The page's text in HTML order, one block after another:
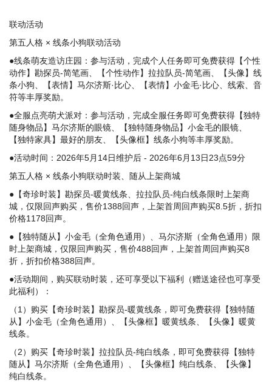
联动活动
第五人格 × 线条小狗联动活动
●线条萌友造访庄园：参与活动，完成个人任务即可免费获得【个性
动作】勘探员-简笔画、【个性动作】拉拉队员-简笔画、【头像】线
条小狗、【表情】马尔济斯·比心、【表情】小金毛·比心、线索、音
符等丰厚奖励。
●全服点亮萌犬派对：参与活动，完成全服任务即可免费获得【独特
随身物品】马尔济斯的眼镜、【独特随身物品】小金毛的眼镜、
【独特家具】最好的朋友、【头像框】线条小狗等丰厚奖励。
●活动时间：2026年5月14日维护后 - 2026年6月13日23点59分
第五人格 × 线条小狗联动时装、随从上架商城
●【奇珍时装】勘探员-暖黄线条、拉拉队员-纯白线条限时上架商
城，仅限回声购买，售价1388回声，上架首周回声购买8.5折，折扣
价格1178回声。
●【独特随从】小金毛（全角色通用）、马尔济斯（全角色通用）限
时上架商城，仅限回声购买，售价488回声，上架首周回声购买8
折，折扣价格388回声。
●活动期间，购买联动时装，还可享受以下福利（赠送途径也可享受
此福利）：
（1）购买【奇珍时装】勘探员-暖黄线条，即可免费获得【独特随
从】小金毛（全角色通用）、【头像框】暖黄线条、【头像】暖黄
线条。
（2）购买【奇珍时装】拉拉队员-纯白线条，即可免费获得【独特
随从】马尔济斯（全角色通用）、【头像框】纯白线条、【头像】
纯白线条。